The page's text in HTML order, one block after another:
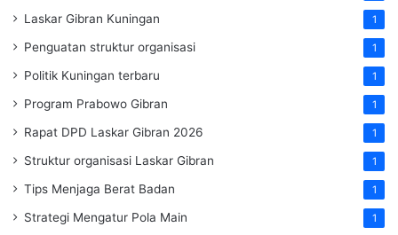
Laskar Gibran Kuningan 1
Penguatan struktur organisasi 1
Politik Kuningan terbaru 1
Program Prabowo Gibran 1
Rapat DPD Laskar Gibran 2026 1
Struktur organisasi Laskar Gibran 1
Tips Menjaga Berat Badan 1
Strategi Mengatur Pola Main 1